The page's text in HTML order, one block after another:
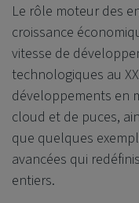
Le rôle moteur des
croissance
vitesse de
technologiques au
développements en
cloud et de puces,
que quelques
avancées qui
entiers.